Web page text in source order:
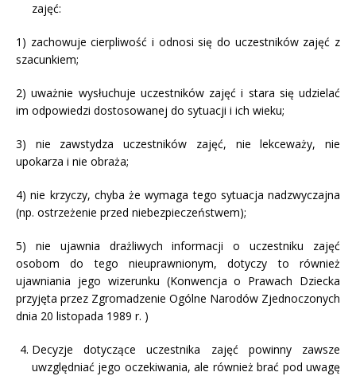
zajęć:
1) zachowuje cierpliwość i odnosi się do uczestników zajęć z
szacunkiem;
2) uważnie wysłuchuje uczestników zajęć i stara się udzielać
im odpowiedzi dostosowanej do sytuacji i ich wieku;
3) nie zawstydza uczestników zajęć, nie lekceważy, nie
upokarza i nie obraża;
4) nie krzyczy, chyba że wymaga tego sytuacja nadzwyczajna
(np. ostrzeżenie przed niebezpieczeństwem);
5) nie ujawnia drażliwych informacji o uczestniku zajęć
osobom do tego nieuprawnionym, dotyczy to również
ujawniania jego wizerunku (Konwencja o Prawach Dziecka
przyjęta przez Zgromadzenie Ogólne Narodów Zjednoczonych
dnia 20 listopada 1989 r. )
Decyzje dotyczące uczestnika zajęć powinny zawsze
uwzględniać jego oczekiwania, ale również brać pod uwagę